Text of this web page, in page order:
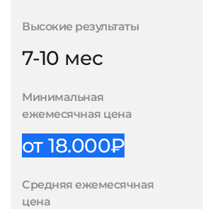
Высокие результаты
7-10 мес
Минимальная
ежемесячная цена
от 18.000₽
Средняя ежемесячная
цена